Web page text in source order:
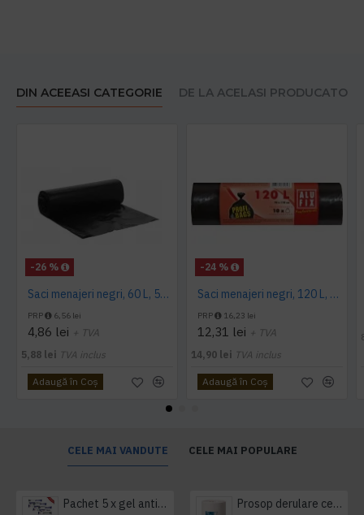
DIN ACEEASI CATEGORIE DE LA ACELASI PRODUCATOR
-26 %
Saci menajeri negri, 60 L, 50 buc/rola
PRP 6,56 lei
4,86 lei + TVA
5,88 lei TVA inclus
Adaugă în Coş
-24 %
Saci menajeri negri, 120 L, Alufix, 10 buc/rola
PRP 16,23 lei
12,31 lei + TVA
14,90 lei TVA inclus
Adaugă în Coş
CELE MAI VANDUTE CELE MAI POPULARE
Pachet 5 x gel antibacterian 50ml si 3 x Servetele antibacteriene 48 buc Hygienium Prosop derulare centrala 1 pliu, 300 m Tork